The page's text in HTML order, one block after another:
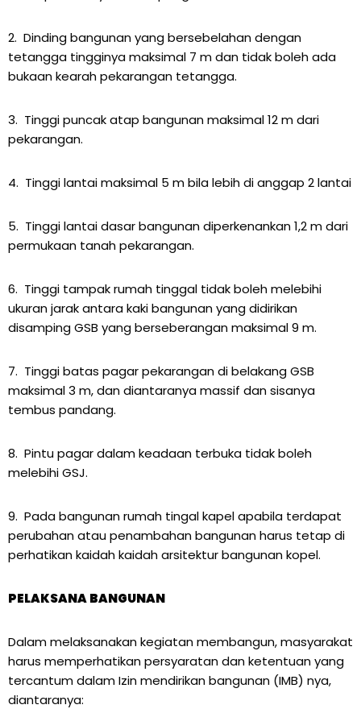
2. Dinding bangunan yang bersebelahan dengan
tetangga tingginya maksimal 7 m dan tidak boleh ada
bukaan kearah pekarangan tetangga.
3. Tinggi puncak atap bangunan maksimal 12 m dari
pekarangan.
4. Tinggi lantai maksimal 5 m bila lebih di anggap 2 lantai
5. Tinggi lantai dasar bangunan diperkenankan 1,2 m dari
permukaan tanah pekarangan.
6. Tinggi tampak rumah tinggal tidak boleh melebihi
ukuran jarak antara kaki bangunan yang didirikan
disamping GSB yang berseberangan maksimal 9 m.
7. Tinggi batas pagar pekarangan di belakang GSB
maksimal 3 m, dan diantaranya massif dan sisanya
tembus pandang.
8. Pintu pagar dalam keadaan terbuka tidak boleh
melebihi GSJ.
9. Pada bangunan rumah tingal kapel apabila terdapat
perubahan atau penambahan bangunan harus tetap di
perhatikan kaidah kaidah arsitektur bangunan kopel.
PELAKSANA BANGUNAN
Dalam melaksanakan kegiatan membangun, masyarakat
harus memperhatikan persyaratan dan ketentuan yang
tercantum dalam Izin mendirikan bangunan (IMB) nya,
diantaranya: